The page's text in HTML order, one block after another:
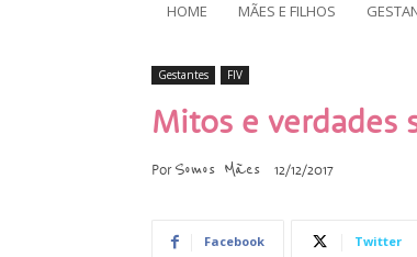
HOME MÃES E FILHOS
Gestantes FIV
Mitos e verdades
Por Somos Mães 12/12/2017
Facebook Twitter